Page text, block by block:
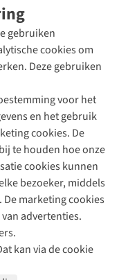
gebruiken
cookies om
Deze gebruiken
voor het
en het gebruik
cookies. De
te houden hoe onze
cookies kunnen
bezoeker, middels
marketing cookies
advertenties.
kan via de cookie